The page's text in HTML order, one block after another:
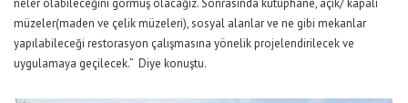
neler olabileceğini görmüş olacağız. Sonrasında kütüphane, açık/ kapalı
müzeler(maden ve çelik müzeleri), sosyal alanlar ve ne gibi mekanlar
yapılabileceği restorasyon çalışmasına yönelik projelendirilecek ve
uygulamaya geçilecek.” Diye konuştu.